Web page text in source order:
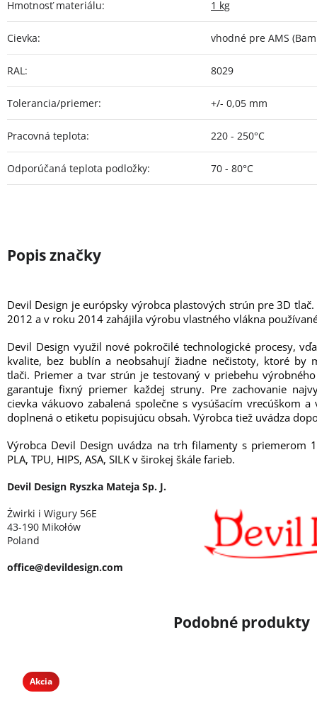
Hmotnosť materiálu: 1 kg
Cievka: vhodné pre AMS
RAL: 8029
Tolerancia/priemer: +/- 0,05 mm
Pracovná teplota: 220 - 250°C
Odporúčaná teplota podložky: 70 - 80°C
Akcia
Devil Design je európsky výrobca plastových strún pre 3D
2012 a v roku 2014 zahájila výrobu vlastného vlákna
Devil Design využil nové pokročilé technologické procesy,
kvalite, bez bublín a neobsahují žiadne nečistoty, ktoré by
tlači. Priemer a tvar strún je testovaný v priebehu
garantuje fixný priemer každej struny. Pre zachovanie
cievka vákuovo zabalená společne s vysúšacím vrecúškom
doplnená o etiketu popisujúcu obsah. Výrobca tiež uvádza
Výrobca Devil Design uvádza na trh filamenty s priemerom
PLA, TPU, HIPS, ASA, SILK v širokej škále farieb.
Devil Design Ryszka Mateja Sp. J.
Żwirki i Wigury 56E
43-190 Mikołów
Poland
office@devildesign.com